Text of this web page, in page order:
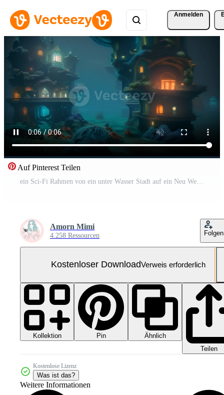
Anmelden
Auf Pinterest Teilen
Amorn Mimi
4.258 Ressourcen Folgen
Kostenloser DownloadVerweis erforderlich
Kollektion Pin
Ähnlich
Teilen
Kostenlose Lizenz
Was ist das?
Weitere Informationen